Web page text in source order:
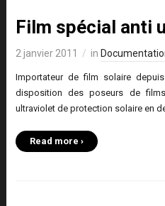
Film spécial anti
2 janvier 2011 in
Importateur de film solaire
disposition des poseurs de
ultraviolet de protection solaire en
Read more ›